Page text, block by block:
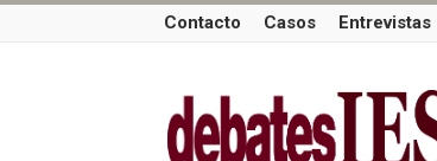
Contacto Casos Entrevistas